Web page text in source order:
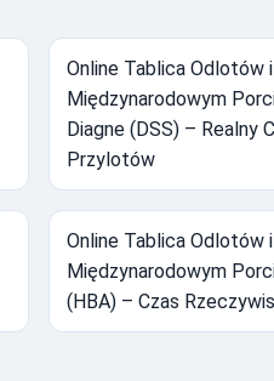
Online Tablica Odlotów
Międzynarodowym
Diagne (DSS) – Realny
Przylotów
Online Tablica Odlotów
Międzynarodowym
(HBA) – Czas